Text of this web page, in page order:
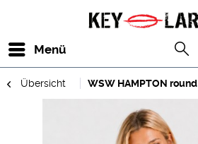
Menü
Übersicht WSW HAMPTON round